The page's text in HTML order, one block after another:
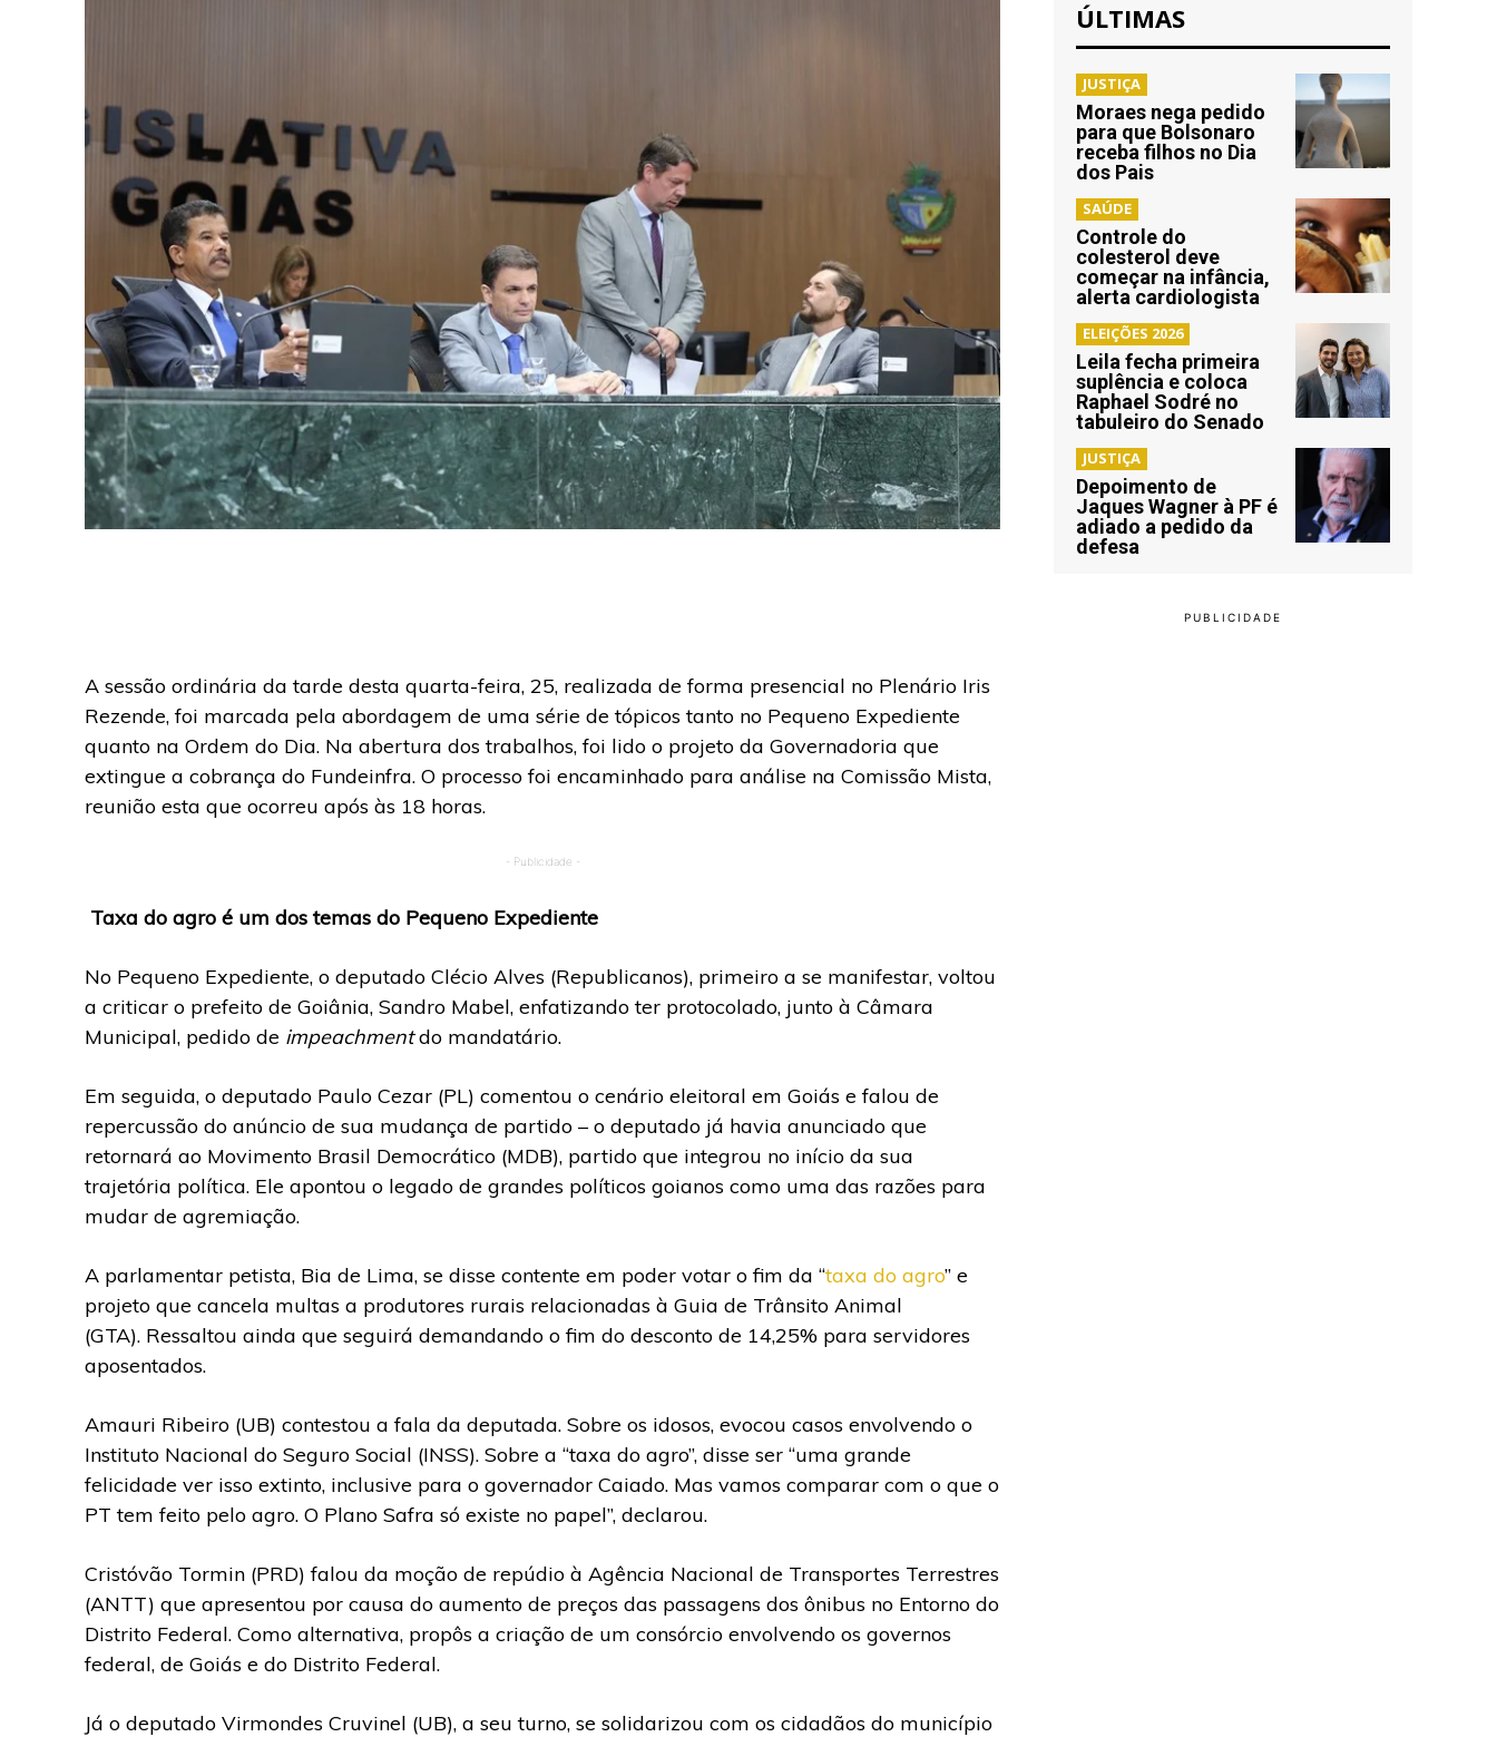
A sessão ordinária da tarde desta quarta-feira, 25, realizada de forma presencial no Plenário Iris
Rezende, foi marcada pela abordagem de uma série de tópicos tanto no Pequeno Expediente
quanto na Ordem do Dia. Na abertura dos trabalhos, foi lido o projeto da Governadoria que
extingue a cobrança do Fundeinfra. O processo foi encaminhado para análise na Comissão Mista,
reunião esta que ocorreu após às 18 horas.
- Publicidade -
Taxa do agro é um dos temas do Pequeno Expediente
No Pequeno Expediente, o deputado Clécio Alves (Republicanos), primeiro a se manifestar, voltou
a criticar o prefeito de Goiânia, Sandro Mabel, enfatizando ter protocolado, junto à Câmara
Municipal, pedido de impeachmentdo mandatário.
Em seguida, o deputado Paulo Cezar (PL) comentou o cenário eleitoral em Goiás e falou de
repercussão do anúncio de sua mudança de partido – o deputado já havia anunciado que
retornará ao Movimento Brasil Democrático (MDB), partido que integrou no início da sua
trajetória política. Ele apontou o legado de grandes políticos goianos como uma das razões para
mudar de agremiação.
A parlamentar petista, Bia de Lima, se disse contente em poder votar o fim da “taxa do agro” e
projeto que cancela multas a produtores rurais relacionadas à Guia de Trânsito Animal
(GTA). Ressaltou ainda que seguirá demandando o fim do desconto de 14,25% para servidores
aposentados.
Amauri Ribeiro (UB) contestou a fala da deputada. Sobre os idosos, evocou casos envolvendo o
Instituto Nacional do Seguro Social (INSS). Sobre a “taxa do agro”, disse ser “uma grande
felicidade ver isso extinto, inclusive para o governador Caiado. Mas vamos comparar com o que o
PT tem feito pelo agro. O Plano Safra só existe no papel”, declarou.
Cristóvão Tormin (PRD) falou da moção de repúdio à Agência Nacional de Transportes Terrestres
(ANTT) que apresentou por causa do aumento de preços das passagens dos ônibus no Entorno do
Distrito Federal. Como alternativa, propôs a criação de um consórcio envolvendo os governos
federal, de Goiás e do Distrito Federal.
Já o deputado Virmondes Cruvinel (UB), a seu turno, se solidarizou com os cidadãos do município
ÚLTIMAS
JUSTIÇA
Moraes nega pedido
para que Bolsonaro
receba filhos no Dia
dos Pais
SAÚDE
Controle do
colesterol deve
começar na infância,
alerta cardiologista
ELEIÇÕES 2026
Leila fecha primeira
suplência e coloca
Raphael Sodré no
tabuleiro do Senado
JUSTIÇA
Depoimento de
Jaques Wagner à PF é
adiado a pedido da
defesa